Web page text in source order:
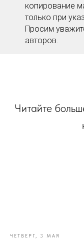
копирование
только при
Просим
авторов.
Читайте
ЧЕТВЕРГ, 3 МАЯ